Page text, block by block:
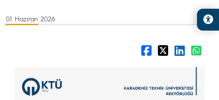
01 Haziran 2026